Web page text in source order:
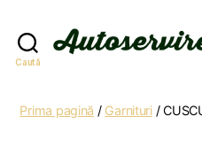
Caută
Prima pagină / Garnituri/